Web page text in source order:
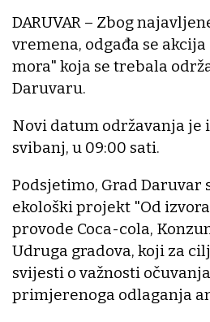
DARUVAR – Zbog
vremena, odgađa se
mora" koja se trebala
Daruvaru.
Novi datum održavanja je
svibanj, u 09:00 sati.
Podsjetimo, Grad Daruvar
ekološki projekt "Od
provode Coca-cola,
Udruga gradova, koji za
svijesti o važnosti
primjerenoga odlaganja